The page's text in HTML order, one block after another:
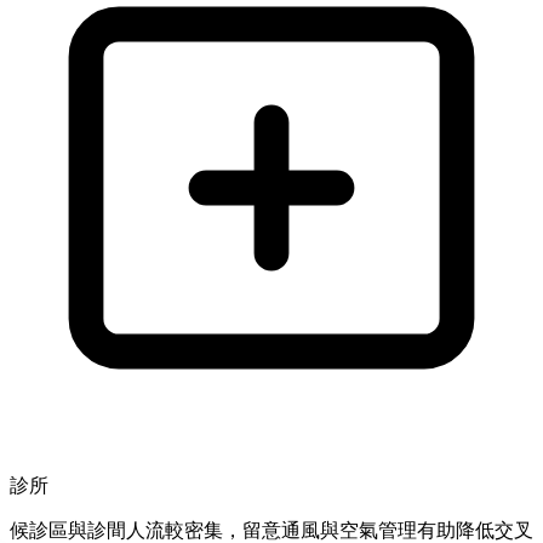
診所
候診區與診間人流較密集，留意通風與空氣管理有助降低交叉